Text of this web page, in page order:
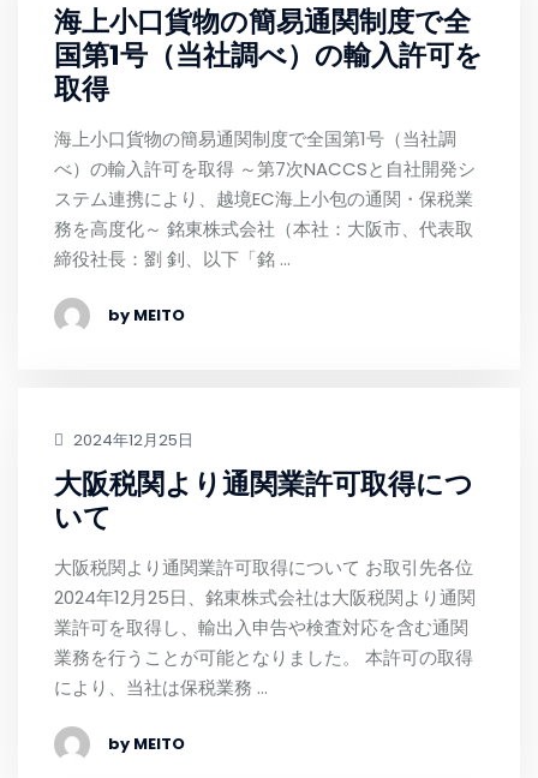
海上小口貨物の簡易通関制度で全
国第1号（当社調べ）の輸入許可を
取得
海上小口貨物の簡易通関制度で全国第1号（当社調
べ）の輸入許可を取得 ～第7次NACCSと自社開発シ
ステム連携により、越境EC海上小包の通関・保税業
務を高度化～ 銘東株式会社（本社：大阪市、代表取
締役社長：劉 釗、以下「銘 …
by MEITO
2024年12月25日
大阪税関より通関業許可取得につ
いて
大阪税関より通関業許可取得について お取引先各位
2024年12月25日、銘東株式会社は大阪税関より通関
業許可を取得し、輸出入申告や検査対応を含む通関
業務を行うことが可能となりました。 本許可の取得
により、当社は保税業務 …
by MEITO